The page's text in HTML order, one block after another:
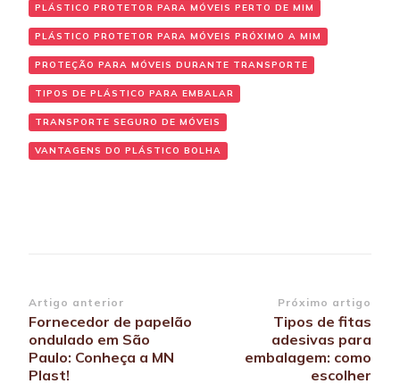
PLÁSTICO PROTETOR PARA MÓVEIS PERTO DE MIM
PLÁSTICO PROTETOR PARA MÓVEIS PRÓXIMO A MIM
PROTEÇÃO PARA MÓVEIS DURANTE TRANSPORTE
TIPOS DE PLÁSTICO PARA EMBALAR
TRANSPORTE SEGURO DE MÓVEIS
VANTAGENS DO PLÁSTICO BOLHA
Navegação
de
post
Artigo anterior
Fornecedor de papelão
ondulado em São
Paulo: Conheça a MN
Plast!
Próximo artigo
Tipos de fitas
adesivas para
embalagem: como
escolher